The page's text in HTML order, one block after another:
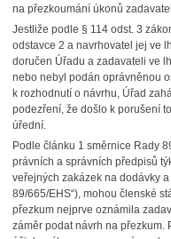
na přezkoumání úkonů
Jestliže podle § 114 odst. 3
odstavce 2 a navrhovatel jej ve
doručen Úřadu a zadavateli ve
nebo nebyl podán oprávněnou
k rozhodnutí o návrhu, Úřad
podezření, že došlo k porušení
úřední.
Podle článku 1 směrnice Rady
právních a správních předpisů
veřejných zakázek na dodávky
89/665/EHS“), mohou členské
přezkum nejprve oznámila
záměr podat návrh na přezkum.